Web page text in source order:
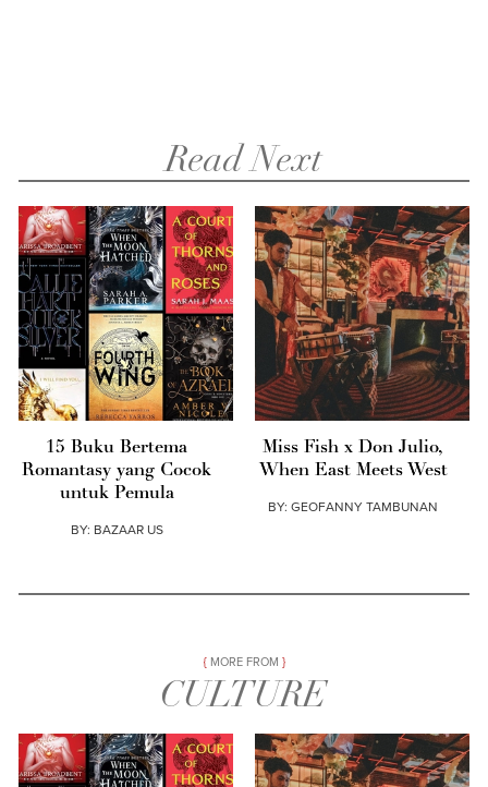
Read Next
15 Buku Bertema
Romantasy yang Cocok
untuk Pemula
BY: BAZAAR US
Miss Fish x Don Julio,
When East Meets West
BY:GEOFANNY TAMBUNAN
MORE FROM
CULTURE